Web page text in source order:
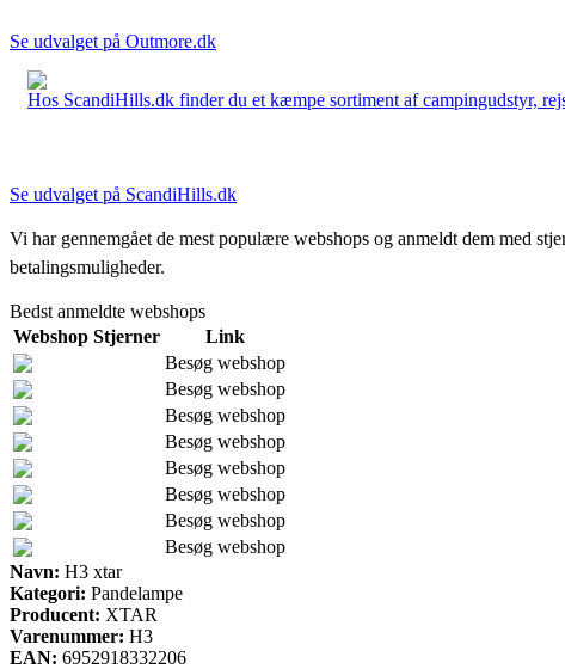
Se udvalget på Outmore.dk
Hos ScandiHills.dk finder du et kæmpe sortiment af campingudstyr,
Se udvalget på ScandiHills.dk
Vi har gennemgået de mest populære webshops og anmeldt dem med
betalingsmuligheder.
Bedst anmeldte webshops
Webshop Stjerner
Link
Besøg webshop
Besøg webshop
Besøg webshop
Besøg webshop
Besøg webshop
Besøg webshop
Besøg webshop
Besøg webshop
Navn: H3 xtar
Kategori: Pandelampe
Producent: XTAR
Varenummer: H3
EAN: 6952918332206